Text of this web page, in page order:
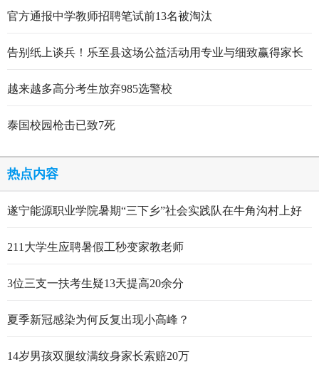
官方通报中学教师招聘笔试前13名被淘汰
告别纸上谈兵！乐至县这场公益活动用专业与细致赢得家长
越来越多高分考生放弃985选警校
泰国校园枪击已致7死
热点内容
遂宁能源职业学院暑期“三下乡”社会实践队在牛角沟村上好
211大学生应聘暑假工秒变家教老师
3位三支一扶考生疑13天提高20余分
夏季新冠感染为何反复出现小高峰？
14岁男孩双腿纹满纹身家长索赔20万